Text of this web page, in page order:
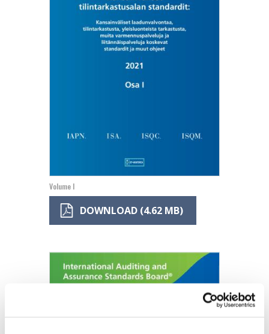
Volume I
DOWNLOAD (4.62 MB)
Image